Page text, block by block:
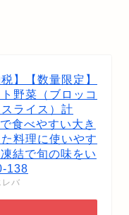
】【数量限定】
野菜（ブロッコ
ライス）計
食べやすい大き
料理に使いやす
結で旬の味をい
138
レバ